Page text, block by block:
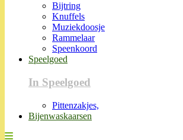
Bijtring
Knuffels
Muziekdoosje
Rammelaar
Speenkoord
Speelgoed
In Speelgoed
Pittenzakjes,
Bijenwaskaarsen